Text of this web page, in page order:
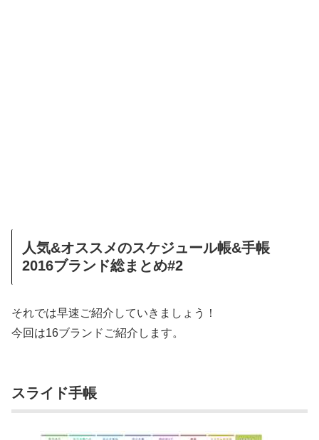
人気&オススメのスケジュール帳&手帳
2016ブランド総まとめ#2
それでは早速ご紹介していきましょう！
今回は16ブランドご紹介します。
スライド手帳